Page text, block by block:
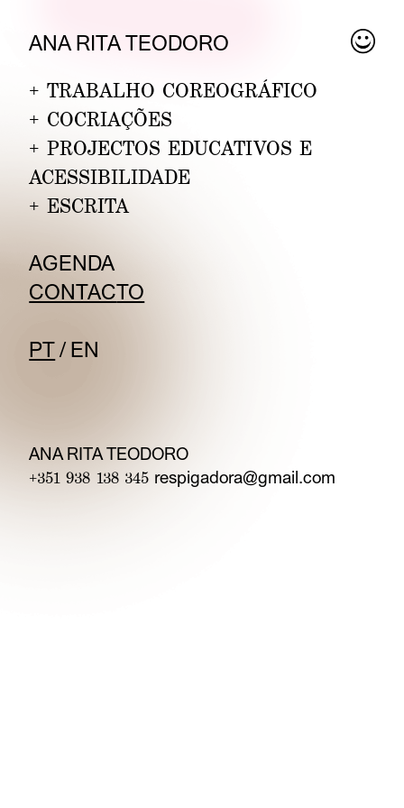
ANA RITA TEODORO
+ TRABALHO COREOGRÁFICO
+ COCRIAÇÕES
+ PROJECTOS EDUCATIVOS E
ACESSIBILIDADE
+ ESCRITA
AGENDA
CONTACTO
PT/ EN
ANA RITA TEODORO
+351 938 138 345 respigadora@gmail.com